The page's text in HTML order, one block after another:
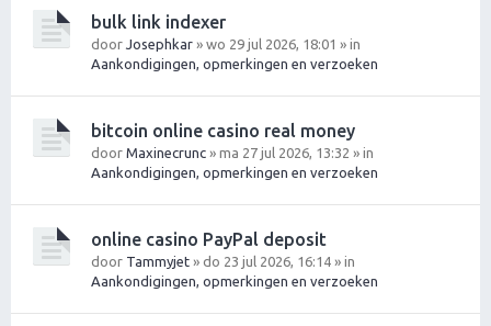
bulk link indexer
door Josephkar » wo 29 jul 2026, 18:01 » in
Aankondigingen, opmerkingen en verzoeken
bitcoin online casino real money
door Maxinecrunc » ma 27 jul 2026, 13:32 » in
Aankondigingen, opmerkingen en verzoeken
online casino PayPal deposit
door Tammyjet » do 23 jul 2026, 16:14 » in
Aankondigingen, opmerkingen en verzoeken